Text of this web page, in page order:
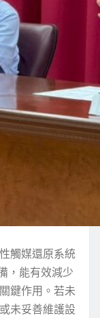
觸媒還原系統
，能有效減少
鍵作用。若未
未妥善維護設